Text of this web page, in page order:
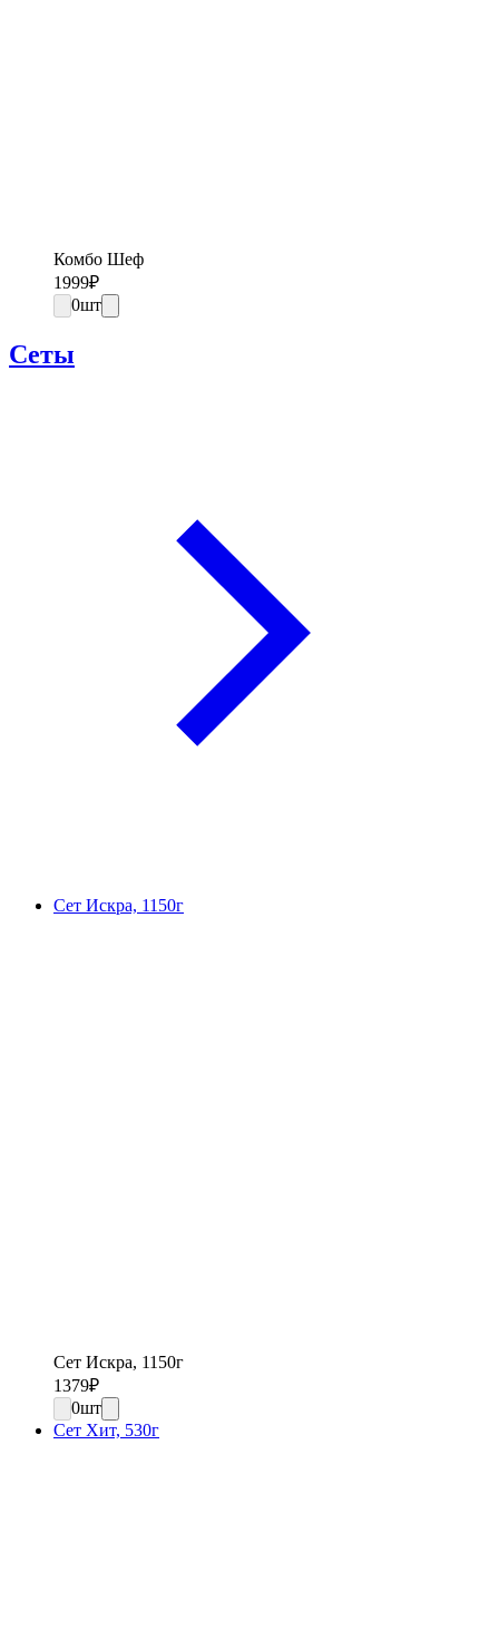
Комбо Шеф
1999₽
0шт
Сеты
Сет Искра, 1150г
Сет Искра, 1150г
1379₽
0шт
Сет Хит, 530г